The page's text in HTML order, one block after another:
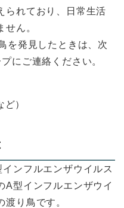
られており、日常生活
ん。
を発見したときは、次
にご連絡ください。
）
ンフルエンザウイルス
A型インフルエンザウイ
渡り鳥です。